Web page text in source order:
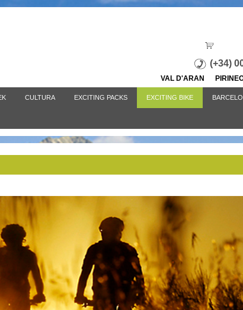
Jump to navigation
(+34)
VAL D'ARAN
CULTURA EXCITING PACKS EXCITING BIKE